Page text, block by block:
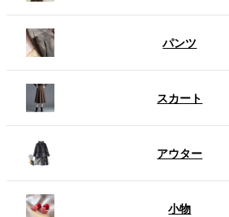
パンツ
スカート
アウター
小物